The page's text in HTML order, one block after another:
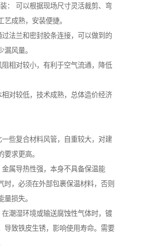
： 可以根据现场尺寸灵活裁剪、弯
艺成熟，安装便捷。
法兰和密封胶条连接，可以做到的
漏风量。
相对较小，有利于空气流通，降低
对较低，技术成熟，总体造价经济
些复合材料风管，自重较大，对建
要求更高。
属导热性强，本身不具备保温能
时，必须在外部包裹保温材料，否则
量损失。
潮湿环境或输送腐蚀性气体时，镀
导致铁皮生锈，影响使用寿命。需要